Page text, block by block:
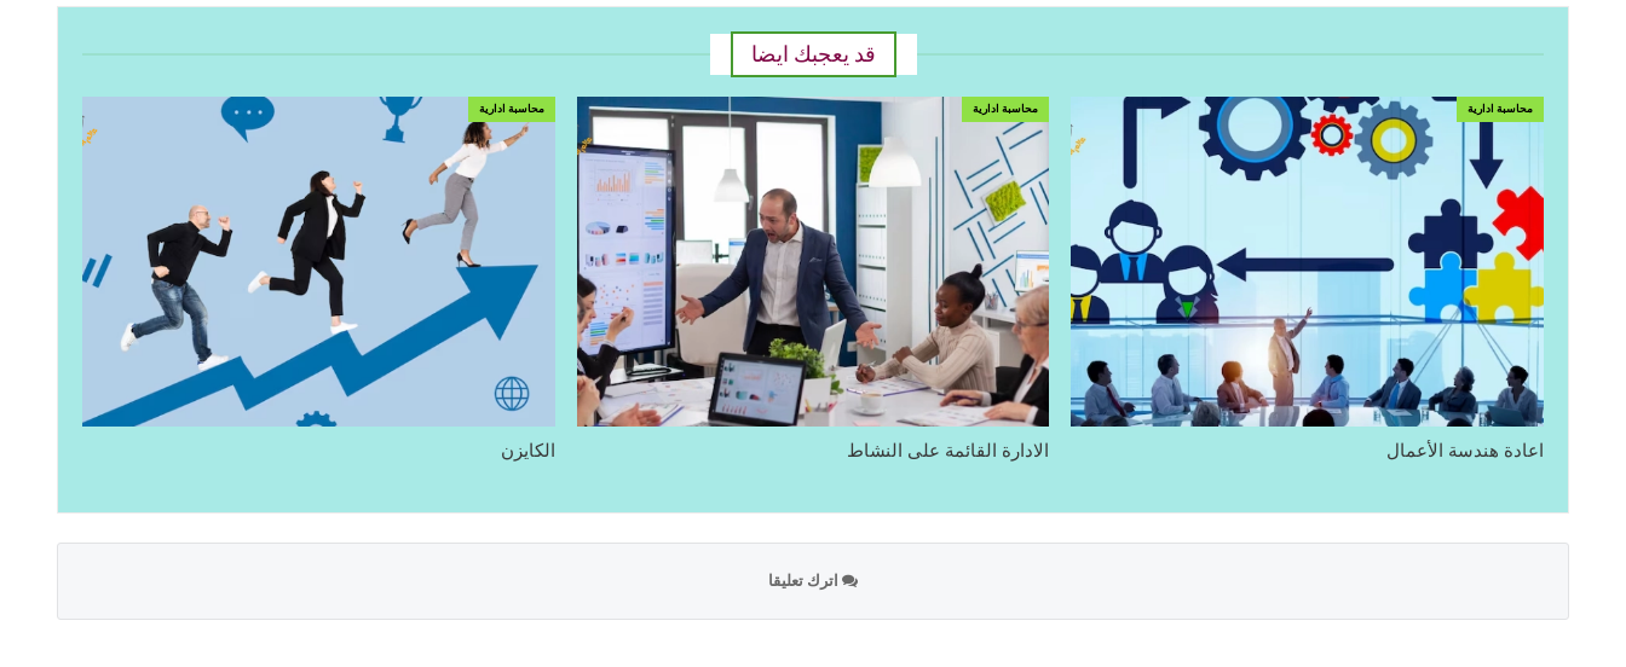
قد يعجبك ايضا
محاسبة ادارية
اعادة هندسة الأعمال
محاسبة ادارية
الادارة القائمة على النشاط
محاسبة ادارية
الكايزن
اترك تعليقا